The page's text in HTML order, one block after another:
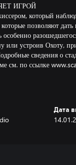
ИГРОЙ
который
позволяют
или устроив Охоту,
сведения о
Дата